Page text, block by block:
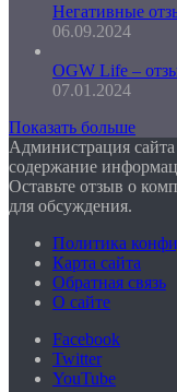
Негативные
06.09.2024
OGW Life –
07.01.2024
Показать больше
Администрация сайта
содержание
Оставьте отзыв о
для обсуждения.
Политика
Карта сайта
Обратная связь
О сайте
Facebook
Twitter
YouTube